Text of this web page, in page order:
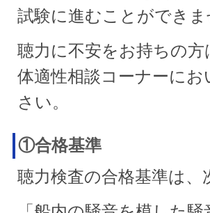
試験に進むことができま
聴力に不安をお持ちの
体適性相談コーナーにお
さい。
①合格基準
聴力検査の合格基準は